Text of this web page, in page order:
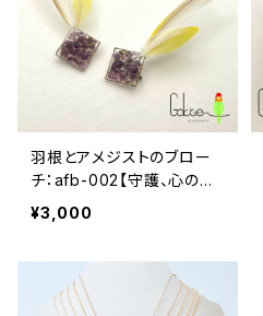
羽根とアメジストのブロー
チ：afb-002【守護、心の平
和】
¥3,000